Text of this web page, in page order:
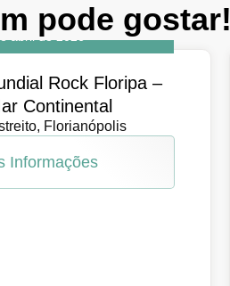
pode gostar!
abril de 2026
Rock Floripa –
Continental
Florianópolis
Informações